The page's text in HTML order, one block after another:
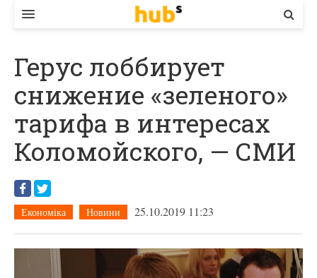
ЕКОНОМІКА
БІЗНЕС
СТАРТЕР
КОНТАКТИ
Герус лоббирует
снижение «зеленого»
тарифа в интересах
Коломойского, — СМИ
Економіка Новини 25.10.2019 11:23